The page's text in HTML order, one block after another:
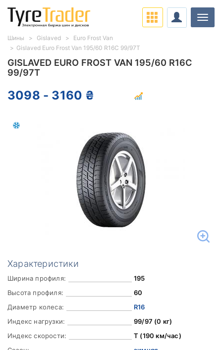
GISLAVED EURO FROST VAN 195/60 R16C
99/97T
3098 - 3160 ₴
Характеристики
Ширина профиля:
195
Высота профиля:
60
Диаметр колеса:
R16
Индекс нагрузки:
99/97 (0 кг)
Индекс скорости:
T (190 км/час)
Шины Gislaved
Euro Frost Van
Gislaved Euro Frost Van 195/60 R16C 99/97T